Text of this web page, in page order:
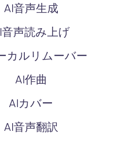
AI音声生成
音声読み上げ
カルリムーバー
AI作曲
AIカバー
AI音声翻訳